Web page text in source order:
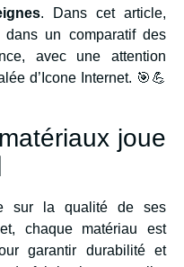
. Dans cet article,
un comparatif des
avec une attention
d’Icone Internet. 🎯💪
joue
sur la qualité de ses
chaque matériau est
garantir durabilité et